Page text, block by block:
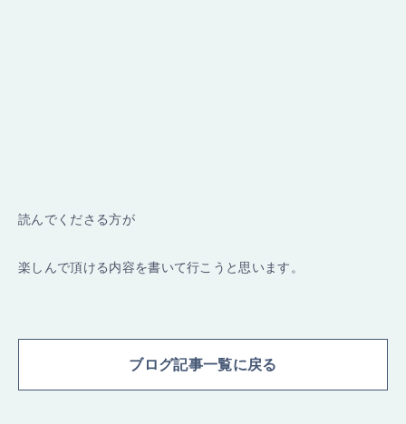
読んでくださる方が
楽しんで頂ける内容を書いて行こうと思います。
ブログ記事一覧に戻る